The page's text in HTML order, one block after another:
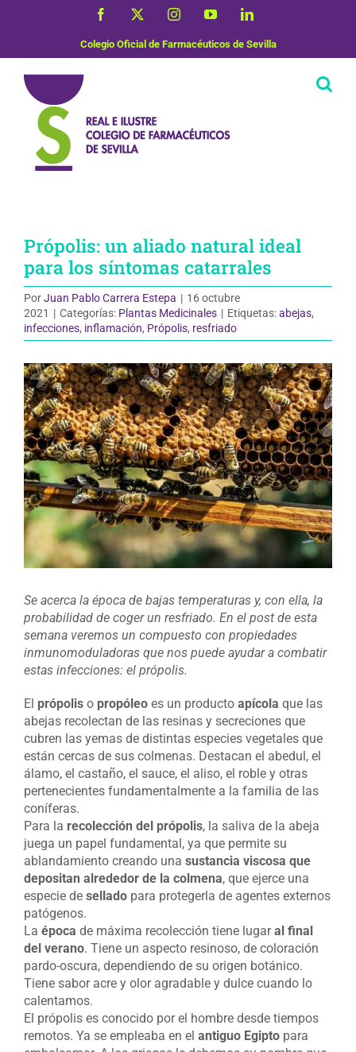
Facebook InstagramYouTubeLinkedIn
Colegio Oficial de Farmacéuticos de Sevilla
Própolis: un aliado natural ideal
para los síntomas catarrales
PorJuan Pablo Carrera Estepa | 16 octubre
2021 | Categorías: Plantas Medicinales | Etiquetas:abejas,
infecciones, inflamación, Própolis, resfriado
Ver
imagen
más
grande
Se acerca la época de bajas temperaturas y, con ella, la
probabilidad de coger un resfriado. En el post de esta
semana veremos un compuesto con propiedades
inmunomoduladoras que nos puede ayudar a combatir
estas infecciones: el própolis.
El própolis o propóleo es un producto apícola que las
abejas recolectan de las resinas y secreciones que
cubren las yemas de distintas especies vegetales que
están cercas de sus colmenas. Destacan el abedul, el
álamo, el castaño, el sauce, el aliso, el roble y otras
pertenecientes fundamentalmente a la familia de las
coníferas.
Para la recolección del própolis, la saliva de la abeja
juega un papel fundamental, ya que permite su
ablandamiento creando una sustancia viscosa que
depositan alrededor de la colmena, que ejerce una
especie de sellado para protegerla de agentes externos
patógenos.
La época de máxima recolección tiene lugaral final
del verano. Tiene un aspecto resinoso, de coloración
pardo-oscura, dependiendo de su origen botánico.
Tiene sabor acre y olor agradable y dulce cuando lo
calentamos.
El própolis es conocido por el hombre desde tiempos
remotos. Ya se empleaba en el antiguo Egipto para